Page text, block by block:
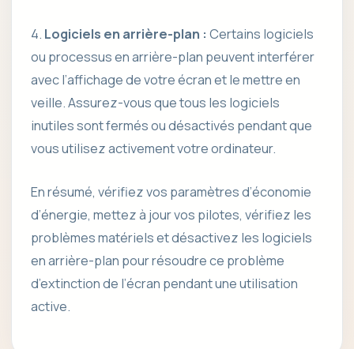
4. Logiciels en arrière-plan : Certains logiciels
ou processus en arrière-plan peuvent interférer
avec l’affichage de votre écran et le mettre en
veille. Assurez-vous que tous les logiciels
inutiles sont fermés ou désactivés pendant que
vous utilisez activement votre ordinateur.
En résumé, vérifiez vos paramètres d’économie
d’énergie, mettez à jour vos pilotes, vérifiez les
problèmes matériels et désactivez les logiciels
en arrière-plan pour résoudre ce problème
d’extinction de l’écran pendant une utilisation
active.